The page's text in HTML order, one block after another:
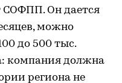
СОФПП. Он дается
можно
до 500 тыс.
компания должна
региона не